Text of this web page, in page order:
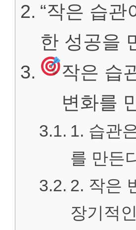
“작은 습관
한 성공을
작은 습
변화를
1. 습관
를 만든
2. 작은
장기적